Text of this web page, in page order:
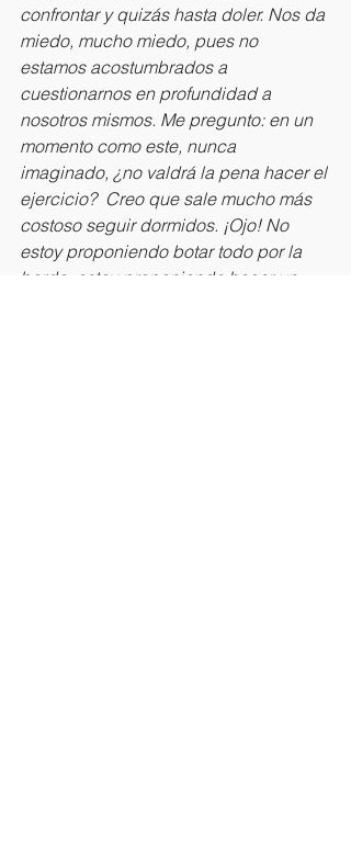
confrontar y quizás hasta doler. Nos da
miedo, mucho miedo, pues no
estamos acostumbrados a
cuestionarnos en profundidad a
nosotros mismos. Me pregunto: en un
momento como este, nunca
imaginado, ¿no valdrá la pena hacer el
ejercicio?  Creo que sale mucho más
costoso seguir dormidos. ¡Ojo! No
estoy proponiendo botar todo por la
borda, estoy proponiendo hacer un